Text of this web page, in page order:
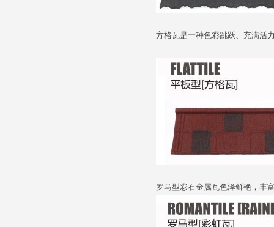
方格瓦是一种色彩跳跃、充满活
罗马型彩石金属瓦色泽鲜艳，丰